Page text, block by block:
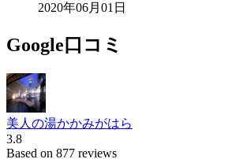
2020年06月01日
Google口コミ
美人の湯かかみがはら
3.8
Based on 877 reviews